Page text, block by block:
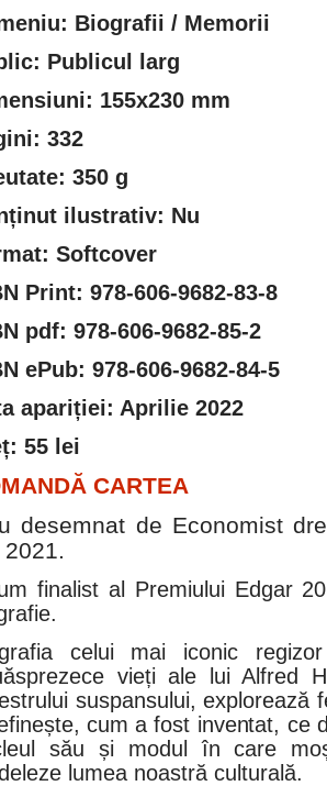
Biografii / Memorii
Publicul larg
155x230 mm
332
350 g
ilustrativ: Nu
Softcover
Print: 978-606-9682-83-8
pdf: 978-606-9682-85-2
ePub: 978-606-9682-84-5
apariției:
55 lei
CARTEA
desemnat de Economist
finalist al Premiului Edgar
celui mai iconic
vieți ale lui Alfred
suspansului, explorează
cum a fost inventat, ce
său și modul în care
lumea noastră culturală.